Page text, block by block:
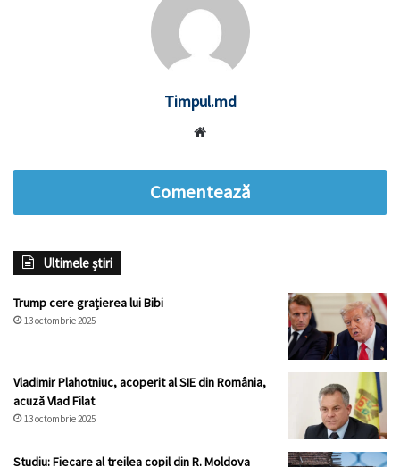
Timpul.md
Comentează
Ultimele știri
Trump cere grațierea lui Bibi
13 octombrie 2025
Vladimir Plahotniuc, acoperit al SIE din România,
acuză Vlad Filat
13 octombrie 2025
Studiu: Fiecare al treilea copil din R. Moldova